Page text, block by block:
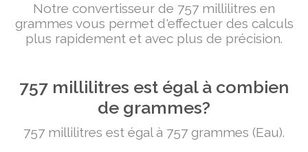
Notre convertisseur de 757 millilitres en
grammes vous permet d'effectuer des calculs
plus rapidement et avec plus de précision.
757 millilitres est égal à combien
de grammes?
757 millilitres est égal à 757 grammes (Eau).